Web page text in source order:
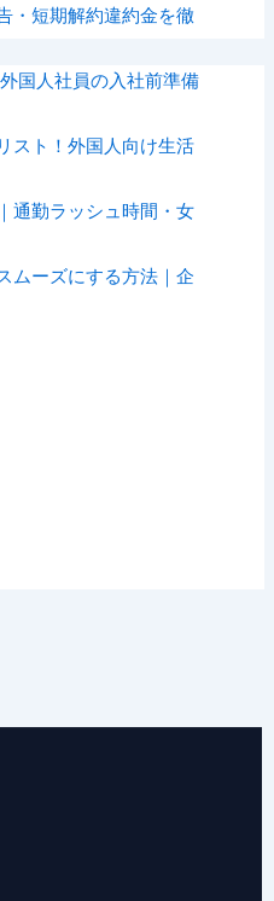
・短期解約違約金を徹
国人社員の入社前準備
スト！外国人向け生活
通勤ラッシュ時間・女
ムーズにする方法｜企